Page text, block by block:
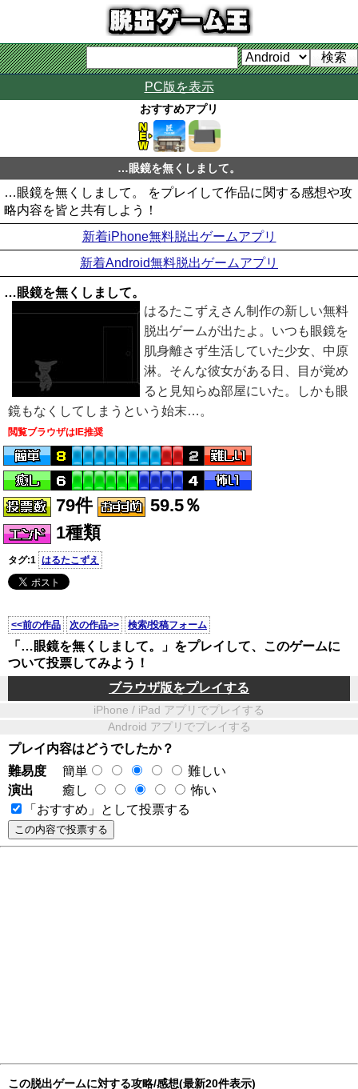
PC版を表示
おすすめアプリ
…眼鏡を無くしまして。
…眼鏡を無くしまして。 をプレイして作品に関する感想や攻
略内容を皆と共有しよう！
新着iPhone無料脱出ゲームアプリ
新着Android無料脱出ゲームアプリ
…眼鏡を無くしまして。
はるたこずえさん制作の新しい無料
脱出ゲームが出たよ。いつも眼鏡を
肌身離さず生活していた少女、中原
淋。そんな彼女がある日、目が覚め
ると見知らぬ部屋にいた。しかも眼
鏡もなくしてしまうという始末…。
閲覧ブラウザはIE推奨
79件
59.5％
1種類
タグ:1 はるたこずえ
<<前の作品 次の作品>> 検索/投稿フォーム
「…眼鏡を無くしまして。」をプレイして、このゲームに
ついて投票してみよう！
ブラウザ版をプレイする
iPhone / iPad アプリでプレイする
Android アプリでプレイする
プレイ内容はどうでしたか？
難易度
簡単
難しい
演出
癒し
怖い
「おすすめ」として投票する
この脱出ゲームに対する攻略/感想(最新20件表示)